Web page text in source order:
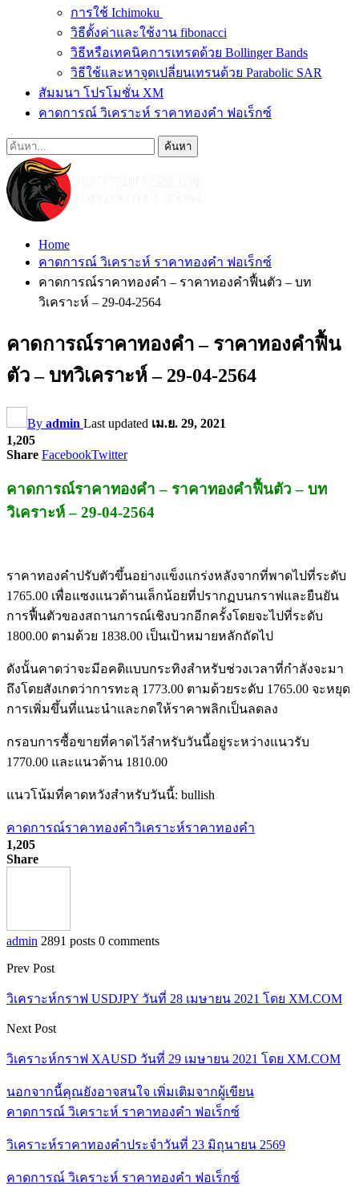
การใช้ Ichimoku
วิธีตั้งค่าและใช้งาน fibonacci
วิธีหรือเทคนิคการเทรดด้วย Bollinger Bands
วิธีใช้และหาจุดเปลี่ยนเทรนด้วย Parabolic SAR
สัมมนา โปรโมชั่น XM
คาดการณ์ วิเคราะห์ ราคาทองคำ ฟอเร็กซ์
Home
คาดการณ์ วิเคราะห์ ราคาทองคำ ฟอเร็กซ์
คาดการณ์ราคาทองคำ – ราคาทองคำฟื้นตัว – บท
วิเคราะห์ – 29-04-2564
คาดการณ์ราคาทองคำ – ราคาทองคำฟื้น
ตัว – บทวิเคราะห์ – 29-04-2564
By admin Last updated เม.ย. 29, 2021
1,205
Share FacebookTwitter
คาดการณ์ราคาทองคำ – ราคาทองคำฟื้นตัว – บท
วิเคราะห์ – 29-04-2564
ราคาทองคำปรับตัวขึ้นอย่างแข็งแกร่งหลังจากที่พาดไปที่ระดับ
1765.00 เพื่อแซงแนวต้านเล็กน้อยที่ปรากฏบนกราฟและยืนยัน
การฟื้นตัวของสถานการณ์เชิงบวกอีกครั้งโดยจะไปที่ระดับ
1800.00 ตามด้วย 1838.00 เป็นเป้าหมายหลักถัดไป
ดังนั้นคาดว่าจะมีอคติแบบกระทิงสำหรับช่วงเวลาที่กำลังจะมา
ถึงโดยสังเกตว่าการทะลุ 1773.00 ตามด้วยระดับ 1765.00 จะหยุด
การเพิ่มขึ้นที่แนะนำและกดให้ราคาพลิกเป็นลดลง
กรอบการซื้อขายที่คาดไว้สำหรับวันนี้อยู่ระหว่างแนวรับ
1770.00 และแนวต้าน 1810.00
แนวโน้มที่คาดหวังสำหรับวันนี้: bullish
คาดการณ์ราคาทองคำวิเคราะห์ราคาทองคำ
1,205
Share
admin 2891 posts 0 comments
Prev Post
วิเคราะห์กราฟ USDJPY วันที่ 28 เมษายน 2021 โดย XM.COM
Next Post
วิเคราะห์กราฟ XAUSD วันที่ 29 เมษายน 2021 โดย XM.COM
นอกจากนี้คุณยังอาจสนใจ เพิ่มเติมจากผู้เขียน
คาดการณ์ วิเคราะห์ ราคาทองคำ ฟอเร็กซ์
วิเคราะห์ราคาทองคำประจำวันที่ 23 มิถุนายน 2569
คาดการณ์ วิเคราะห์ ราคาทองคำ ฟอเร็กซ์